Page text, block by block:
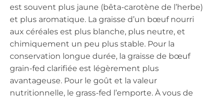
est souvent plus jaune (bêta-carotène de l’herbe)
et plus aromatique. La graisse d’un bœuf nourri
aux céréales est plus blanche, plus neutre, et
chimiquement un peu plus stable. Pour la
conservation longue durée, la graisse de bœuf
grain-fed clarifiée est légèrement plus
avantageuse. Pour le goût et la valeur
nutritionnelle, le grass-fed l’emporte. À vous de